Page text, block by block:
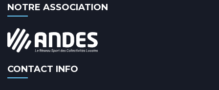
NOTRE ASSOCIATION
CONTACT INFO